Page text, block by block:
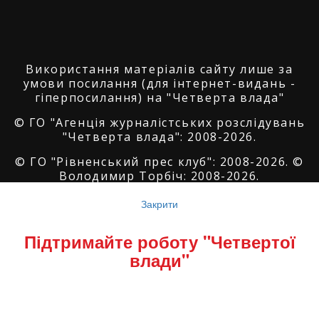
Використання матеріалів сайту лише за
умови посилання (для інтернет-видань -
гіперпосилання) на "Четверта влада"
© ГО "Агенція журналістських розслідувань
"Четверта влада": 2008-2026.
© ГО "Рівненський прес клуб": 2008-2026. ©
Володимир Торбіч: 2008-2026.
SoftGroup
Reserved
Закрити
Підтримайте роботу "Четвертої
влади"